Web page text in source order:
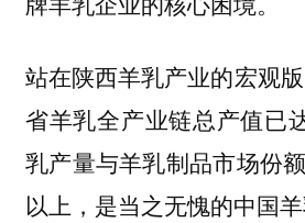
站在陕西羊乳产业的宏观
省羊乳全产业链总产值已
乳产量与羊乳制品市场份
以上，是当之无愧的中国羊